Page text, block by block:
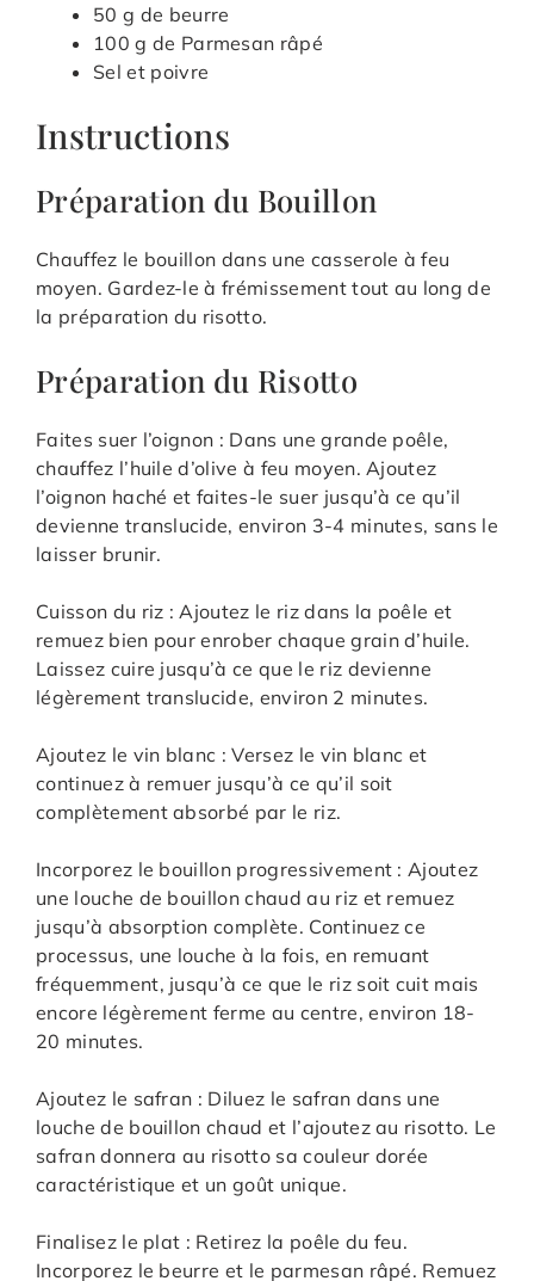
50 g de beurre
100 g de Parmesan râpé
Sel et poivre
Instructions
Préparation du Bouillon
Chauffez le bouillon dans une casserole à feu
moyen. Gardez-le à frémissement tout au long de
la préparation du risotto.
Préparation du Risotto
Faites suer l’oignon : Dans une grande poêle,
chauffez l’huile d’olive à feu moyen. Ajoutez
l’oignon haché et faites-le suer jusqu’à ce qu’il
devienne translucide, environ 3-4 minutes, sans le
laisser brunir.
Cuisson du riz : Ajoutez le riz dans la poêle et
remuez bien pour enrober chaque grain d’huile.
Laissez cuire jusqu’à ce que le riz devienne
légèrement translucide, environ 2 minutes.
Ajoutez le vin blanc : Versez le vin blanc et
continuez à remuer jusqu’à ce qu’il soit
complètement absorbé par le riz.
Incorporez le bouillon progressivement : Ajoutez
une louche de bouillon chaud au riz et remuez
jusqu’à absorption complète. Continuez ce
processus, une louche à la fois, en remuant
fréquemment, jusqu’à ce que le riz soit cuit mais
encore légèrement ferme au centre, environ 18-
20 minutes.
Ajoutez le safran : Diluez le safran dans une
louche de bouillon chaud et l’ajoutez au risotto. Le
safran donnera au risotto sa couleur dorée
caractéristique et un goût unique.
Finalisez le plat : Retirez la poêle du feu.
Incorporez le beurre et le parmesan râpé. Remuez